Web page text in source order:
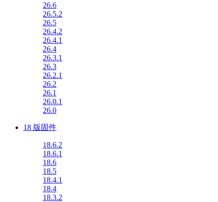
26.6
26.5.2
26.5
26.4.2
26.4.1
26.4
26.3.1
26.3
26.2.1
26.2
26.1
26.0.1
26.0
18 版固件
18.6.2
18.6.1
18.6
18.5
18.4.1
18.4
18.3.2